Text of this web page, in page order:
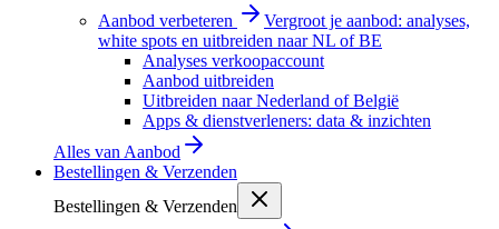
Aanbod verbeteren
Vergroot je aanbod: analyses,
white spots en uitbreiden naar NL of BE
Analyses verkoopaccount
Aanbod uitbreiden
Uitbreiden naar Nederland of België
Apps & dienstverleners: data & inzichten
Alles van Aanbod
Bestellingen & Verzenden
Bestellingen & Verzenden